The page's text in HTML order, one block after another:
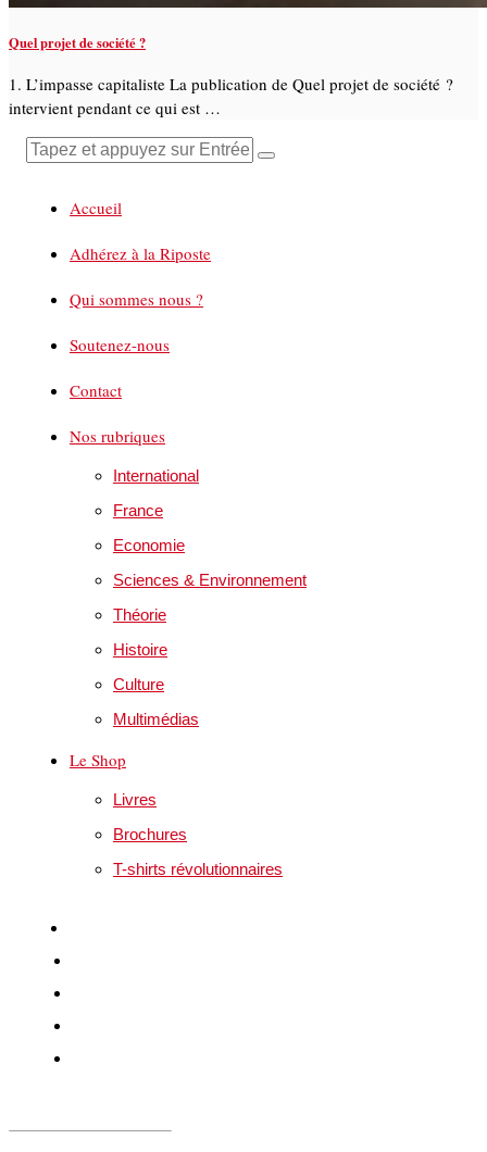
Quel projet de société ?
1. L’impasse capitaliste La publication de Quel projet de société ?
intervient pendant ce qui est …
Accueil
Adhérez à la Riposte
Qui sommes nous ?
Soutenez-nous
Contact
Nos rubriques
International
France
Economie
Sciences & Environnement
Théorie
Histoire
Culture
Multimédias
Le Shop
Livres
Brochures
T-shirts révolutionnaires